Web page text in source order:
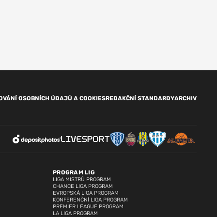
OSOBNÍCH ÚDAJŮ A COOKIESREDAKČNÍ STANDARDYARCHIV
PROGRAM LIG
LIGA MISTRŮ PROGRAM
CHANCE LIGA PROGRAM
EVROPSKÁ LIGA PROGRAM
KONFERENČNÍ LIGA PROGRAM
PREMIER LEAGUE PROGRAM
LA LIGA PROGRAM